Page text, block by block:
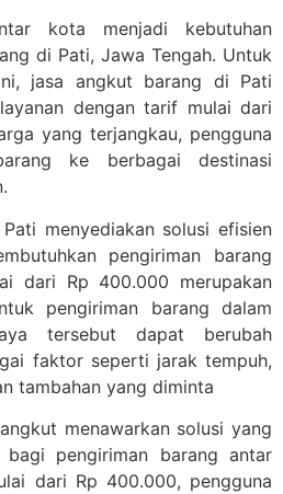
kota menjadi kebutuhan
di Pati, Jawa Tengah. Untuk
jasa angkut barang di Pati
dengan tarif mulai dari
yang terjangkau, pengguna
ke berbagai destinasi
menyediakan solusi efisien
pengiriman barang
dari Rp 400.000 merupakan
pengiriman barang dalam
tersebut dapat berubah
faktor seperti jarak tempuh,
tambahan yang diminta
menawarkan solusi yang
pengiriman barang antar
dari Rp 400.000, pengguna